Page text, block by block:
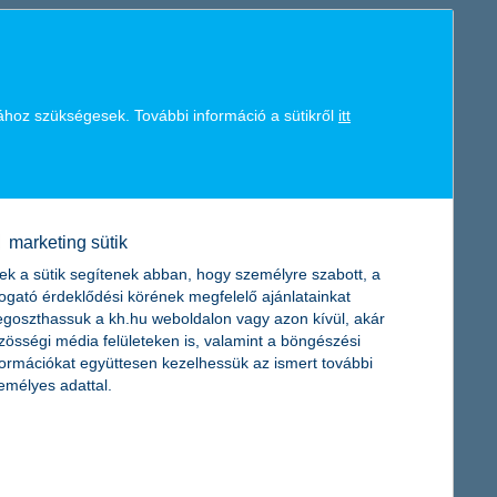
re csak alig jobbak, ezért a biztosítási szakma csak óvatosan
és az is szinte bizonyos, hogy a szektor az árverseny miatt
Biztosító 2011-es piaci előrejelzésében. A nehézségek és a
hogy ezzel is támogassa a gyermek-egészségügyet.
a Marcali Városi Kórház vásárolhat műszereket a 8 millió
szükségesek. További információ a sütikről itt
marketing sütik
a sütik segítenek abban, hogy személyre szabott, a
érdeklődési körének megfelelő ajánlatainkat
a kh.hu weboldalon vagy azon kívül, akár
média felületeken is, valamint a böngészési
együttesen kezelhessük az ismert további
adattal.